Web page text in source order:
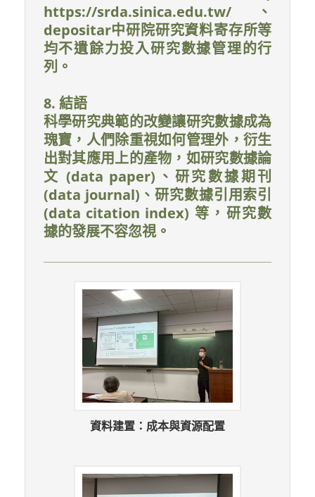
https://srda.sinica.edu.tw/、
depositar中研院研究資料寄存所等
均不遺餘力投入研究數據管理的行
列。
8. 結語
科學研究典範的改變讓研究數據成為
瑰寶，人們除重視如何管理外，衍生
出對其應用上的產物，如研究數據論
文 (data paper)、研究數據期刊
(data journal)、研究數據引用索引
(data citation index) 等，研究數
據的發展不容忽視。
資料建置：成本與資源配置